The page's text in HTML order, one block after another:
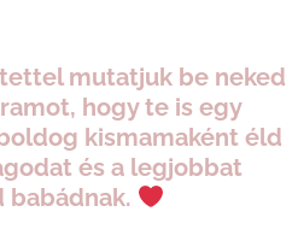
mutatjuk be neked
hogy te is egy
kismamaként éld
és a legjobbat
babádnak.